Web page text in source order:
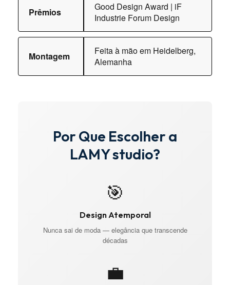
Prêmios
Good Design Award | iF
Industrie Forum Design
Montagem
Feita à mão em Heidelberg,
Alemanha
Por Que Escolher a
LAMY studio?
🎯
Design Atemporal
Nunca sai de moda — elegância que transcende
décadas
💼